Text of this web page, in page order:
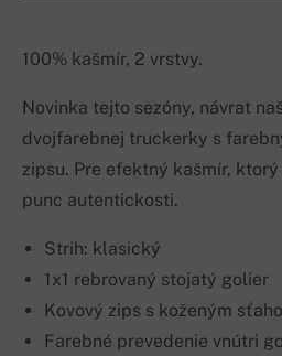
100% kašmír, 2 vrstvy.
Novinka tejto sezóny, návrat
dvojfarebnej truckerky s
zipsu. Pre efektný kašmír,
punc autentickosti.
Strih: klasický
1x1 rebrovaný stojatý golier
Kovový zips s koženým
Farebné prevedenie vnútri